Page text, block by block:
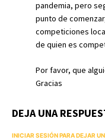
pandemia, pero
punto de
competiciones
de quien es
Por favor, que
Gracias
DEJA UNA
INICIAR SESIÓN PARA DEJAR